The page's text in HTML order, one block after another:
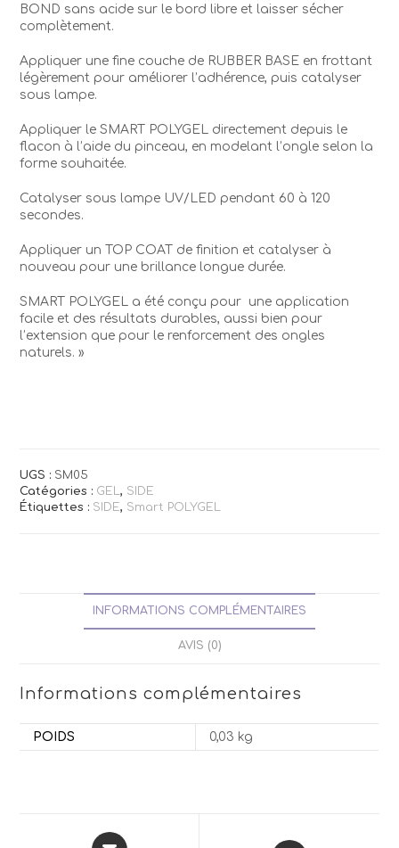
BOND sans acide sur le bord libre et laisser sécher
complètement.
Appliquer une fine couche de RUBBER BASE en frottant
légèrement pour améliorer l’adhérence, puis catalyser
sous lampe.
Appliquer le SMART POLYGEL directement depuis le
flacon à l’aide du pinceau, en modelant l’ongle selon la
forme souhaitée.
Catalyser sous lampe UV/LED pendant 60 à 120
secondes.
Appliquer un TOP COAT de finition et catalyser à
nouveau pour une brillance longue durée.
SMART POLYGEL a été conçu pour une application
facile et des résultats durables, aussi bien pour
l’extension que pour le renforcement des ongles
naturels. »
UGS : SM05
Catégories : GEL, SIDE
Étiquettes : SIDE, Smart POLYGEL
INFORMATIONS COMPLÉMENTAIRES
AVIS (0)
Informations complémentaires
POIDS 0,03 kg
Opens